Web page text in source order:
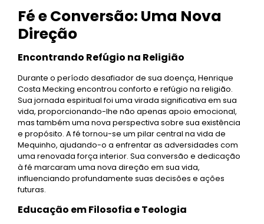
Fé e Conversão: Uma Nova
Direção
Encontrando Refúgio na Religião
Durante o período desafiador de sua doença, Henrique
Costa Mecking encontrou conforto e refúgio na religião.
Sua jornada espiritual foi uma virada significativa em sua
vida, proporcionando-lhe não apenas apoio emocional,
mas também uma nova perspectiva sobre sua existência
e propósito. A fé tornou-se um pilar central na vida de
Mequinho, ajudando-o a enfrentar as adversidades com
uma renovada força interior. Sua conversão e dedicação
à fé marcaram uma nova direção em sua vida,
influenciando profundamente suas decisões e ações
futuras.
Educação em Filosofia e Teologia